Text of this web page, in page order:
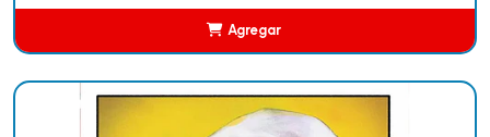
Agregar